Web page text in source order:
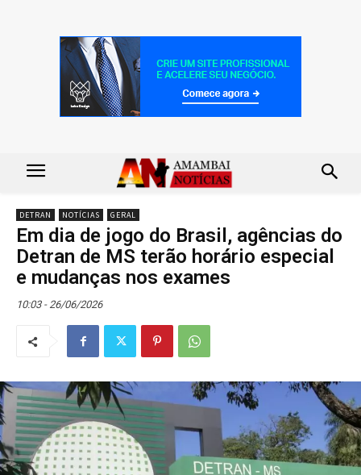
DETRAN NOTÍCIAS GERAL
Em dia de jogo do Brasil, agências do
Detran de MS terão horário especial
e mudanças nos exames
10:03 - 26/06/2026